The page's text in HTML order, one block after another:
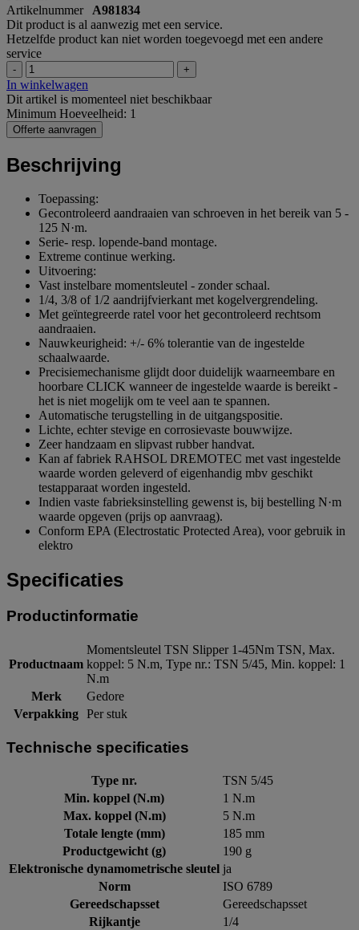
Artikelnummer A981834
Dit product is al aanwezig met een service.
Hetzelfde product kan niet worden toegevoegd met een andere
service
- +
In winkelwagen
Dit artikel is momenteel niet beschikbaar
Minimum Hoeveelheid: 1
Offerte aanvragen
Beschrijving
Toepassing:
Gecontroleerd aandraaien van schroeven in het bereik van 5 -
125 N·m.
Serie- resp. lopende-band montage.
Extreme continue werking.
Uitvoering:
Vast instelbare momentsleutel - zonder schaal.
1/4, 3/8 of 1/2 aandrijfvierkant met kogelvergrendeling.
Met geïntegreerde ratel voor het gecontroleerd rechtsom
aandraaien.
Nauwkeurigheid: +/- 6% tolerantie van de ingestelde
schaalwaarde.
Precisiemechanisme glijdt door duidelijk waarneembare en
hoorbare CLICK wanneer de ingestelde waarde is bereikt -
het is niet mogelijk om te veel aan te spannen.
Automatische terugstelling in de uitgangspositie.
Lichte, echter stevige en corrosievaste bouwwijze.
Zeer handzaam en slipvast rubber handvat.
Kan af fabriek RAHSOL DREMOTEC met vast ingestelde
waarde worden geleverd of eigenhandig mbv geschikt
testapparaat worden ingesteld.
Indien vaste fabrieksinstelling gewenst is, bij bestelling N·m
waarde opgeven (prijs op aanvraag).
Conform EPA (Electrostatic Protected Area), voor gebruik in
elektro
Specificaties
Productinformatie
Productnaam
Momentsleutel TSN Slipper 1-45Nm TSN, Max.
koppel: 5 N.m, Type nr.: TSN 5/45, Min. koppel: 1
N.m
Merk
Gedore
Verpakking Per stuk
Technische specificaties
Type nr.
TSN 5/45
Min. koppel (N.m)
1 N.m
Max. koppel (N.m)
5 N.m
Totale lengte (mm)
185 mm
Productgewicht (g)
190 g
Elektronische dynamometrische sleutel ja
Norm
ISO 6789
Gereedschapsset
Gereedschapsset
Rijkantje
1/4